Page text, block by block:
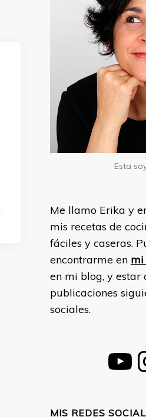
Esta
Me llamo Erika y
mis recetas de
fáciles y caseras.
encontrarme en mi
en mi blog, y estar
publicaciones
sociales.
YouTube
MIS REDES